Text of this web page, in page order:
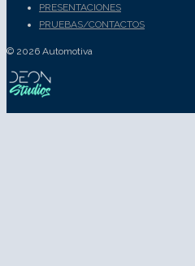
PRESENTACIONES
PRUEBAS/CONTACTOS
© 2026 Automotiva